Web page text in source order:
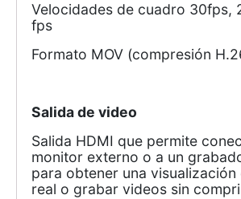
Velocidades de cuadro 30fps,
fps
Formato MOV (compresión
Salida de video
Salida HDMI que permite
monitor externo o a un
para obtener una visualización
real o grabar videos sin